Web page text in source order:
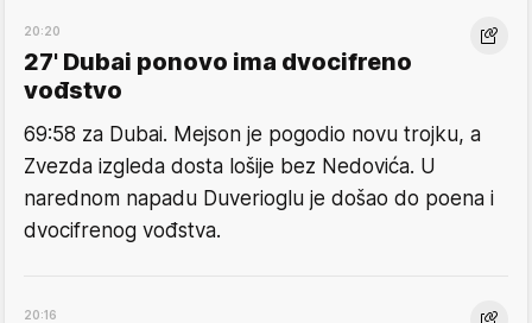
20:20
27' Dubai ponovo ima dvocifreno
vođstvo
69:58 za Dubai. Mejson je pogodio novu trojku, a
Zvezda izgleda dosta lošije bez Nedovića. U
narednom napadu Duverioglu je došao do poena i
dvocifrenog vođstva.
20:16